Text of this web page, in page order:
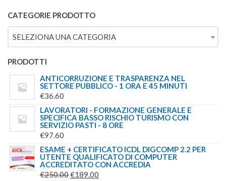
ORIGINALE
ERA:
€149.00.
È:
€139.00.
CATEGORIE PRODOTTO
SELEZIONA UNA CATEGORIA
PRODOTTI
ANTICORRUZIONE E TRASPARENZA NEL
SETTORE PUBBLICO - 1 ORA E 45 MINUTI
€36.60
LAVORATORI - FORMAZIONE GENERALE E
SPECIFICA BASSO RISCHIO TURISMO CON
SERVIZIO PASTI - 8 ORE
€97.60
ESAME + CERTIFICATO ICDL DIGCOMP 2.2 PER
UTENTE QUALIFICATO DI COMPUTER
ACCREDITATO CON ACCREDIA
€250.00IL
€189.00